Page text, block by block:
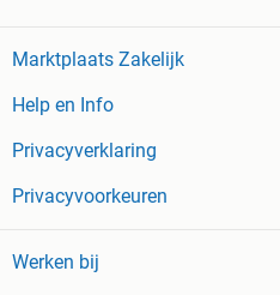
Marktplaats Zakelijk
Help en Info
Privacyverklaring
Privacyvoorkeuren
Werken bij